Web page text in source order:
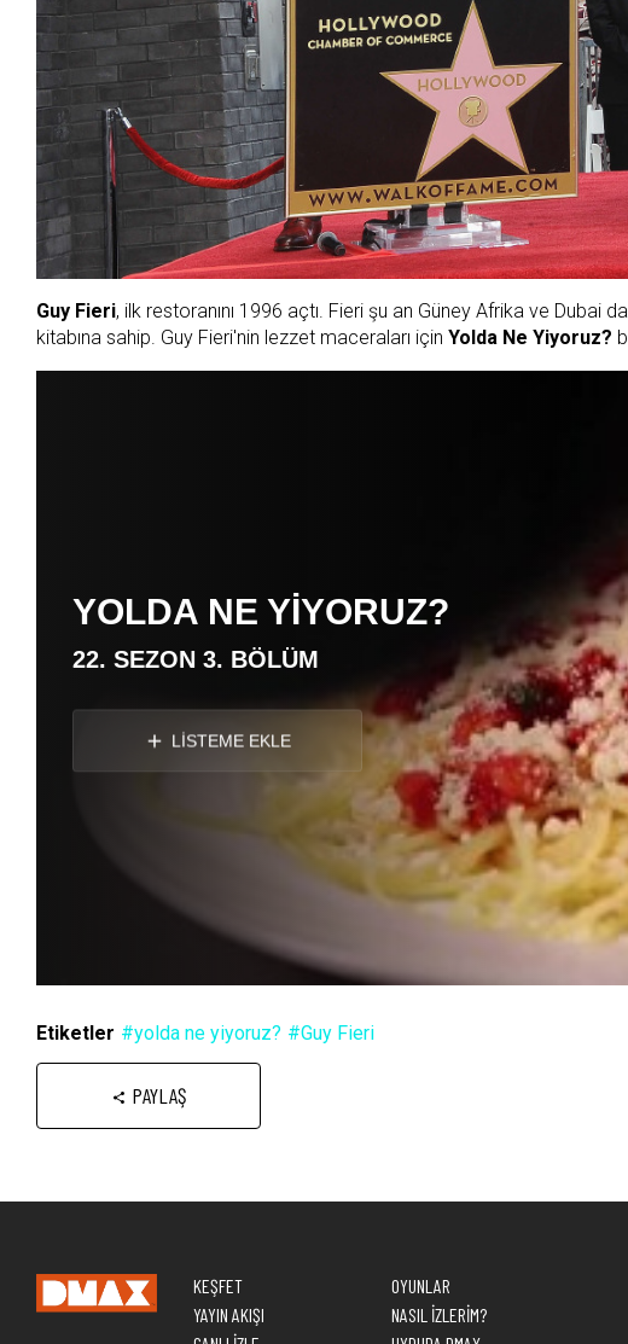
Guy Fieri, ilk restoranını 1996 açtı. Fieri şu an Güney Afrika ve Dubai
kitabına sahip. Guy Fieri'nin lezzet maceraları için Yolda Ne Yiyoruz?
YOLDA NE YİYORUZ?
22. SEZON 3. BÖLÜM
LİSTEME EKLE
Etiketler #yolda ne yiyoruz? #Guy Fieri
PAYLAŞ
KEŞFET
YAYIN AKIŞI
OYUNLAR
NASIL İZLERİM?